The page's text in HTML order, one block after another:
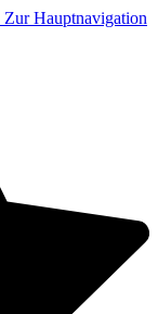
Zur Hauptnavigation